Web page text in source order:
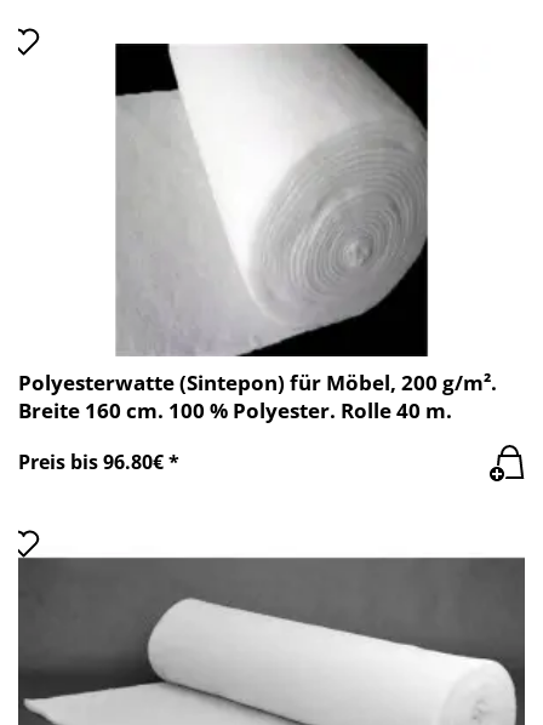
Polyesterwatte (Sintepon) für Möbel, 200 g/m².
Breite 160 cm. 100 % Polyester. Rolle 40 m.
Preis bis 96.80€ *